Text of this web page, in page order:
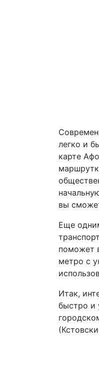
легко и
карте
вы
Еще
поможет
метро с
Итак,
быстро и